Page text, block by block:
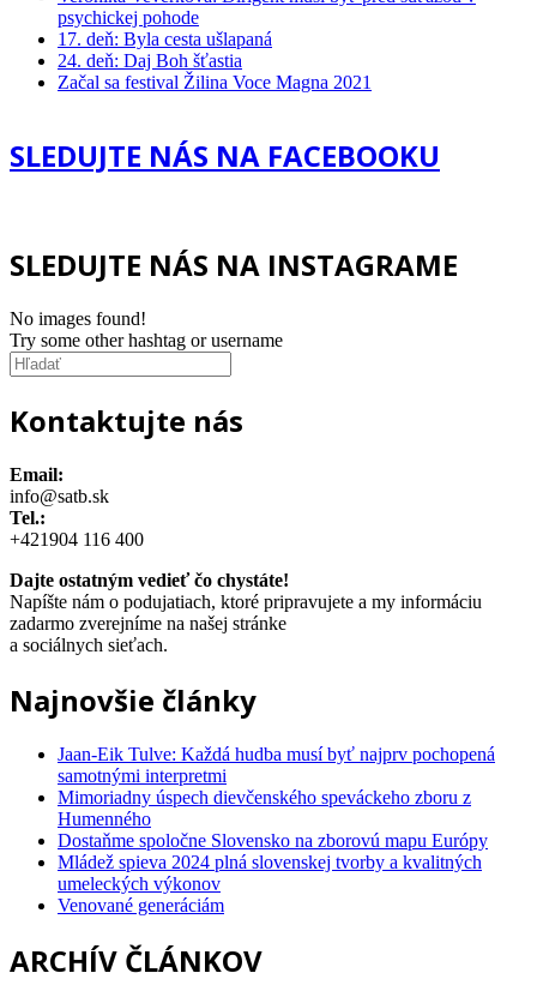
psychickej pohode
17. deň: Byla cesta ušlapaná
24. deň: Daj Boh šťastia
Začal sa festival Žilina Voce Magna 2021
SLEDUJTE NÁS NA FACEBOOKU
SLEDUJTE NÁS NA INSTAGRAME
No images found!
Try some other hashtag or username
Kontaktujte nás
Email:
info@satb.sk
Tel.:
+421904 116 400
Dajte ostatným vedieť čo chystáte!
Napíšte nám o podujatiach, ktoré pripravujete a my informáciu
zadarmo zverejníme na našej stránke
a sociálnych sieťach.
Najnovšie články
Jaan-Eik Tulve: Každá hudba musí byť najprv pochopená
samotnými interpretmi
Mimoriadny úspech dievčenského speváckeho zboru z
Humenného
Dostaňme spoločne Slovensko na zborovú mapu Európy
Mládež spieva 2024 plná slovenskej tvorby a kvalitných
umeleckých výkonov
Venované generáciám
ARCHÍV ČLÁNKOV